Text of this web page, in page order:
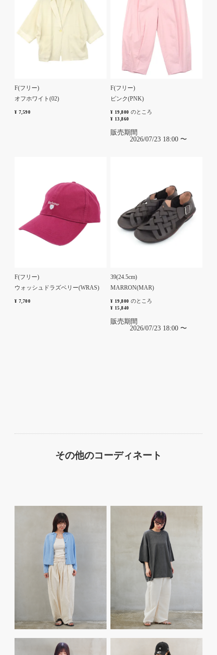
F(フリー)
オフホワイト(02)
¥ 7,590
F(フリー)
ピンク(PNK)
¥ 19,800 のところ
¥ 13,860
販売期間
2026/07/23 18:00 〜
F(フリー)
ウォッシュドラズベリー(WRAS)
¥ 7,700
39(24.5cm)
MARRON(MAR)
¥ 19,800 のところ
¥ 15,840
販売期間
2026/07/23 18:00 〜
その他のコーディネート